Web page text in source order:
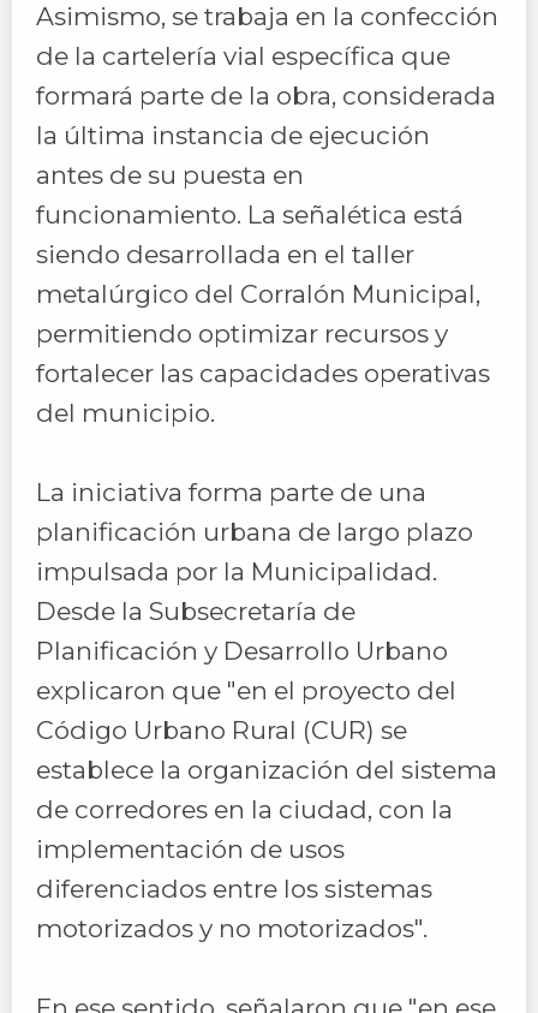
Asimismo, se trabaja en la confección
de la cartelería vial específica que
formará parte de la obra, considerada
la última instancia de ejecución
antes de su puesta en
funcionamiento. La señalética está
siendo desarrollada en el taller
metalúrgico del Corralón Municipal,
permitiendo optimizar recursos y
fortalecer las capacidades operativas
del municipio.
La iniciativa forma parte de una
planificación urbana de largo plazo
impulsada por la Municipalidad.
Desde la Subsecretaría de
Planificación y Desarrollo Urbano
explicaron que "en el proyecto del
Código Urbano Rural (CUR) se
establece la organización del sistema
de corredores en la ciudad, con la
implementación de usos
diferenciados entre los sistemas
motorizados y no motorizados".